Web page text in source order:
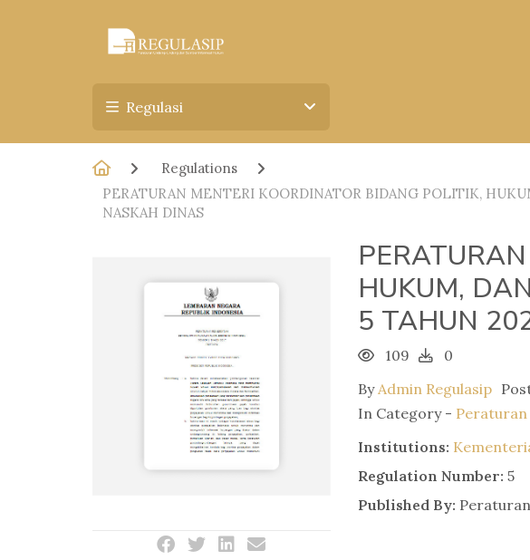
Regulasi
Regulations
PERATURAN MENTERI KOORDINATOR BIDANG POLITIK,
NASKAH DINAS
HUKUM,
5 TAHUN
109
0
ByAdmin Regulasip
In Category -
Institutions:
Regulation Number: 5
Published By: